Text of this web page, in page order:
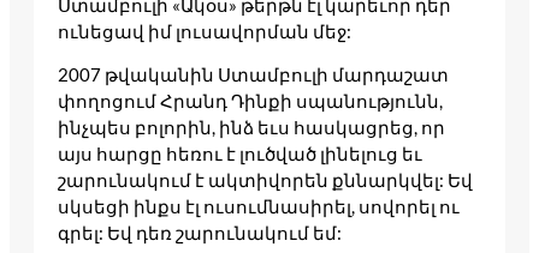
Ստամբուլի «Ակօս» թերթն էլ կարեւոր դեր
ունեցավ իմ լուսավորման մեջ:
2007 թվականին Ստամբուլի մարդաշատ
փողոցում Հրանդ Դինքի սպանությունն,
ինչպես բոլորին, ինձ եւս հասկացրեց, որ
այս հարցը հեռու է լուծված լինելուց եւ
շարունակում է ակտիվորեն քննարկվել: Եվ
սկսեցի ինքս էլ ուսումնասիրել, սովորել ու
գրել: Եվ դեռ շարունակում եմ: